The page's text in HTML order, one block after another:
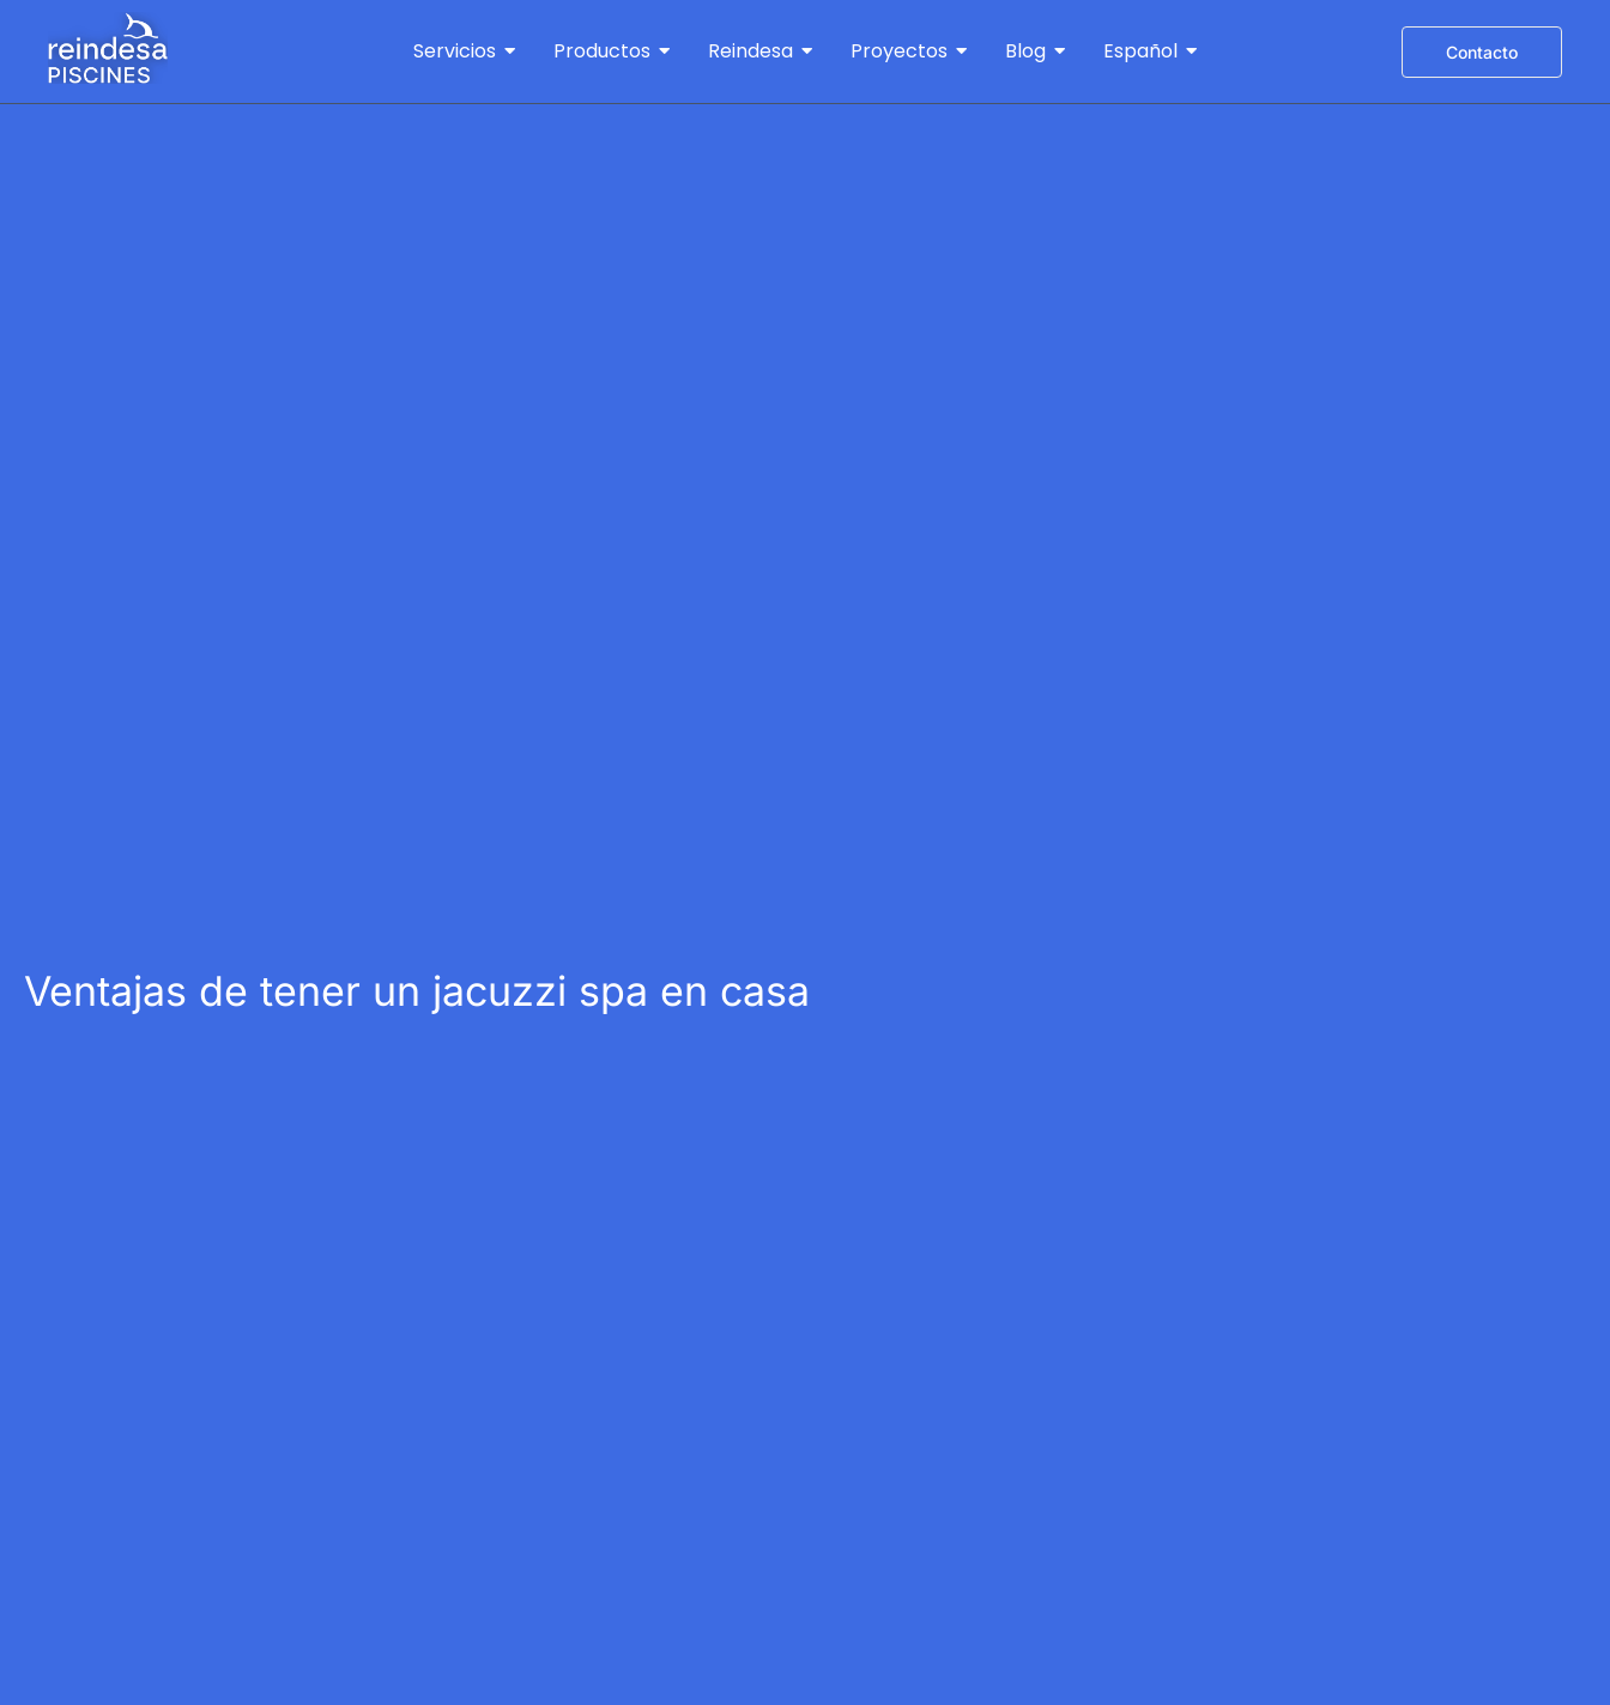
Servicios Productos Reindesa Proyectos Blog Español Contacto
Ventajas de tener un jacuzzi spa en casa